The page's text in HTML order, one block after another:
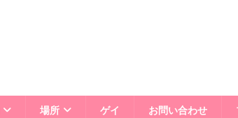
場所 ゲイ お問い合わせ